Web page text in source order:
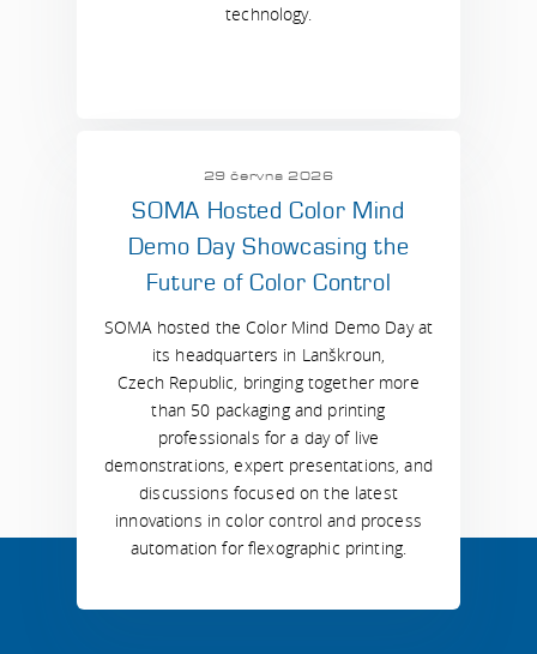
technology.
29 června 2026
SOMA Hosted Color Mind
Demo Day Showcasing the
Future of Color Control
SOMA hosted the Color Mind Demo Day at
its headquarters in Lanškroun,
Czech Republic, bringing together more
than 50 packaging and printing
professionals for a day of live
demonstrations, expert presentations, and
discussions focused on the latest
innovations in color control and process
automation for flexographic printing.